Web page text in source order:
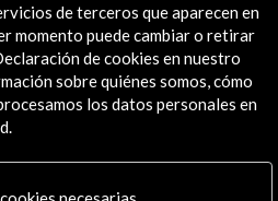
de terceros que aparecen en
momento puede cambiar o retirar
de cookies en nuestro
sobre quiénes somos, cómo
los datos personales en